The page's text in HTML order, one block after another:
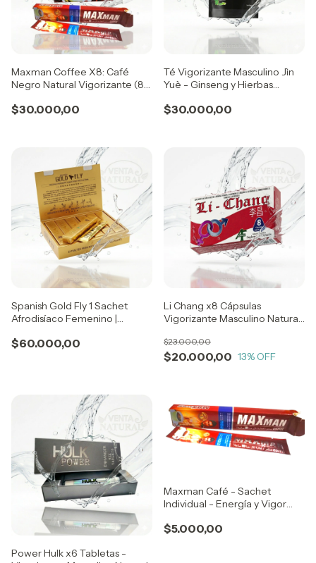
Maxman Coffee X8: Café
Negro Natural Vigorizante (8
$30.000,00
Té Vigorizante Masculino Jìn
Yuè - Ginseng y Hierbas
$30.000,00
Spanish Gold Fly 1 Sachet
Afrodisíaco Femenino |
Sensibilidad
$60.000,00
Li Chang x8 Cápsulas
Vigorizante Masculino Natural |
Vitalidad
$20.000,00
$23.000,00
13% OFF
Power Hulk x6 Tabletas -
Maxman Café - Sachet
Individual - Energía y Vigor
$5.000,00